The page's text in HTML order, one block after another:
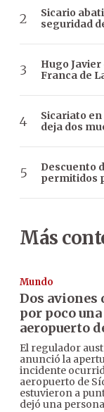
Sicario
seguridad
Hugo
Franca de
Sicariato en
deja dos
Descuento
permitidos
Más
Mundo
Dos aviones
por poco
aeropuerto
El regulador
anunció la
incidente
aeropuerto de
estuvieron a
dejó una